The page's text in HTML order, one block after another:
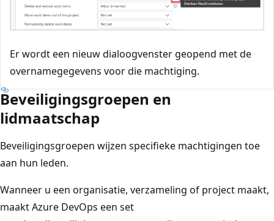
Er wordt een nieuw dialoogvenster geopend met de
overnamegegevens voor die machtiging.
Beveiligingsgroepen en
lidmaatschap
Beveiligingsgroepen wijzen specifieke machtigingen toe
aan hun leden.
Wanneer u een organisatie, verzameling of project maakt,
maakt Azure DevOps een set